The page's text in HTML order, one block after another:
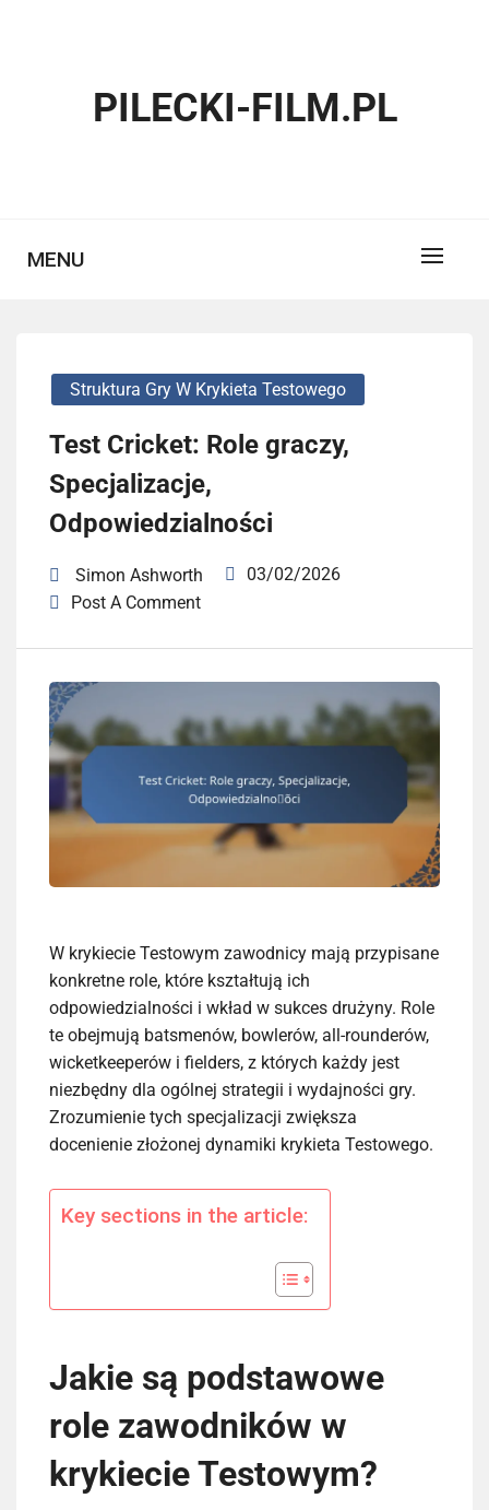
PILECKI-FILM.PL
MENU
Struktura Gry W Krykieta Testowego
Test Cricket: Role graczy,
Specjalizacje,
Odpowiedzialności
Simon Ashworth
03/02/2026
Post A Comment
W krykiecie Testowym zawodnicy mają przypisane
konkretne role, które kształtują ich
odpowiedzialności i wkład w sukces drużyny. Role
te obejmują batsmenów, bowlerów, all-rounderów,
wicketkeeperów i fielders, z których każdy jest
niezbędny dla ogólnej strategii i wydajności gry.
Zrozumienie tych specjalizacji zwiększa
docenienie złożonej dynamiki krykieta Testowego.
Key sections in the article:
Jakie są podstawowe
role zawodników w
krykiecie Testowym?